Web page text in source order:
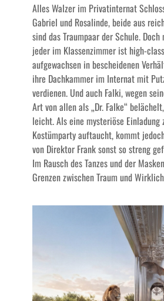
Alles Walzer im Privatinternat
Gabriel und Rosalinde, beide aus
sind das Traumpaar der Schule.
jeder im Klassenzimmer ist high-
aufgewachsen in bescheidenen
ihre Dachkammer im Internat mit
verdienen. Und auch Falki, wegen
Art von allen als „Dr. Falke“
leicht. Als eine mysteriöse Einladung
Kostümparty auftaucht, kommt
von Direktor Frank sonst so streng
Im Rausch des Tanzes und der
Grenzen zwischen Traum und